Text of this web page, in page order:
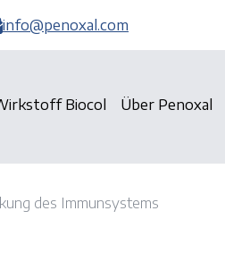
info@penoxal.com
Biocol Über Penoxal
des Immunsystems